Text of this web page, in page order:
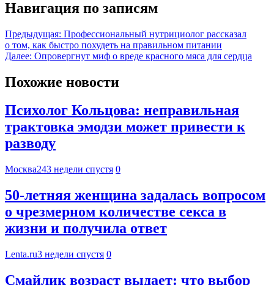
Навигация по записям
Предыдущая: Профессиональный нутрициолог рассказал
о том, как быстро похудеть на правильном питании
Далее: Опровергнут миф о вреде красного мяса для сердца
Похожие новости
Психолог Кольцова: неправильная
трактовка эмодзи может привести к
разводу
Москва243 недели спустя 0
50-летняя женщина задалась вопросом
о чрезмерном количестве секса в
жизни и получила ответ
Lenta.ru3 недели спустя 0
Смайлик возраст выдает: что выбор